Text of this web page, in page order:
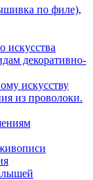
по филе),
искусства
декоративно-
искусству
из проволоки.